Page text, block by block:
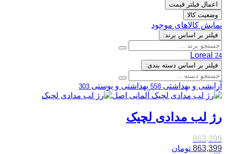
اعمال فیلتر قیمت
وضعیت کالا
نمایش کالاهای موجود
فیلتر بر اساس برند:
Loreal 24
فیلتر بر اساس دسته بندی:
آرایشی و بهداشتی 558 بهداشتی و پوستی 303
رژ لب مدادی لچیک
863,399
863,399 تومان